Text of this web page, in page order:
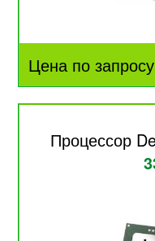
Цена по запросу
Процессор